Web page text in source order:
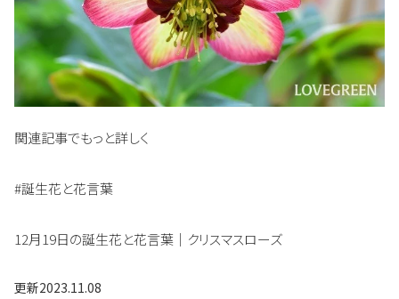
関連記事でもっと詳しく
#誕生花と花言葉
12月19日の誕生花と花言葉｜クリスマスローズ
更新2023.11.08